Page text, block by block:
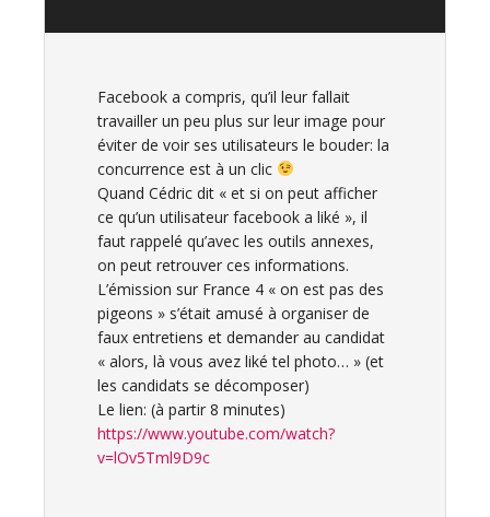
Facebook a compris, qu’il leur fallait
travailler un peu plus sur leur image pour
éviter de voir ses utilisateurs le bouder: la
concurrence est à un clic
Quand Cédric dit « et si on peut afficher
ce qu’un utilisateur facebook a liké », il
faut rappelé qu’avec les outils annexes,
on peut retrouver ces informations.
L’émission sur France 4 « on est pas des
pigeons » s’était amusé à organiser de
faux entretiens et demander au candidat
« alors, là vous avez liké tel photo… » (et
les candidats se décomposer)
Le lien: (à partir 8 minutes)
https://www.youtube.com/watch?
v=lOv5Tml9D9c